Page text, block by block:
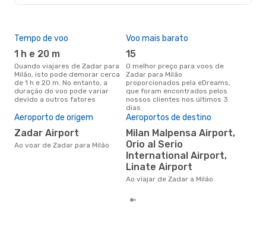
Tempo de voo
1 h e 20 m
Quando viajares de Zadar para
Milão, isto pode demorar cerca
de 1 h e 20 m. No entanto, a
duração do voo pode variar
devido a outros fatores
Voo mais barato
15
O melhor preço para voos de
Zadar para Milão
proporcionados pela eDreams,
que foram encontrados pelos
nossos clientes nos últimos 3
dias
Aeroporto de origem
Zadar Airport
Ao voar de Zadar para Milão
Aeroportos de destino
Milan Malpensa Airport,
Orio al Serio
International Airport,
Linate Airport
Ao viajar de Zadar a Milão